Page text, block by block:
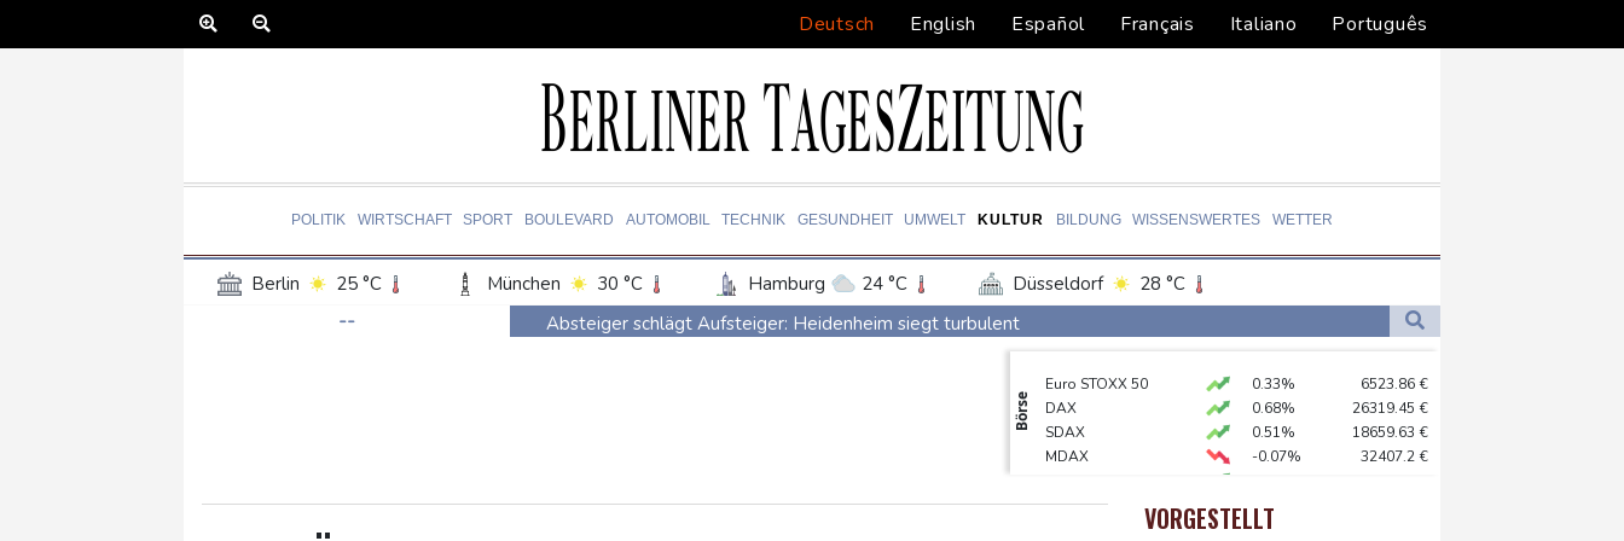
Deutsch English Español Français Italiano Português
POLITIK WIRTSCHAFT SPORT BOULEVARD AUTOMOBIL TECHNIK GESUNDHEIT UMWELT KULTUR BILDUNG WISSENSWERTES WETTER
Berlin 25 °C München 30 °C Hamburg 24 °C Düsseldorf
28 °C
Frankfurt am Main
Potsdam 24 °C Leipzig 27 °C
Bremen
Wien
30 °C
--
Absteiger schlägt Aufsteiger: Heidenheim siegt turbulent
US-Senat bestätigt mit knapper Mehrheit Trumps umstrittenen Justizminister Blanche
Schwimm-EM: Schmidbauer verliert Titel, Halbisch gewinnt Bronze
Frankreich: Crémant-Lese in Burgund beginnt wegen Hitzewellen so früh wie nie
Europas Automarkt wächst, doch der E-Auto-Boom verschärft den Druck
Börse
Euro STOXX 50 0.33% 6523.86 €
DAX
0.68% 26319.45 €
SDAX
0.51% 18659.63 €
MDAX
-0.07% 32407.2 €
Goldpreis
2.28%
0.32%
VORGESTELLT